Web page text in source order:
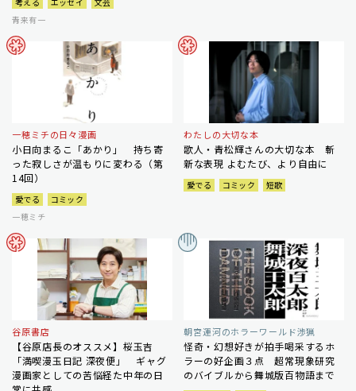
青来有一
一穂ミチの日々漫画
小日向まるこ「あかり」 持ち寄
った寂しさが温もりに変わる（第
14回）
愛でる
コミック
一穂ミチ
わたしの大切な本
歌人・青松輝さんの大切な本 斬
新な表現 よむたび、より自由に
愛でる コミック 短歌
谷原書店
【谷原店長のオススメ】桜玉吉
「満喫漫玉日記 深夜便」 ギャグ
漫画家としての苦悩経た中年の日
朝宮運河のホラーワールド渉猟
怪奇・幻想好きが拍手喝采するホ
ラーの好企画３点 超常現象研究
のバイブルから舞城版百物語まで